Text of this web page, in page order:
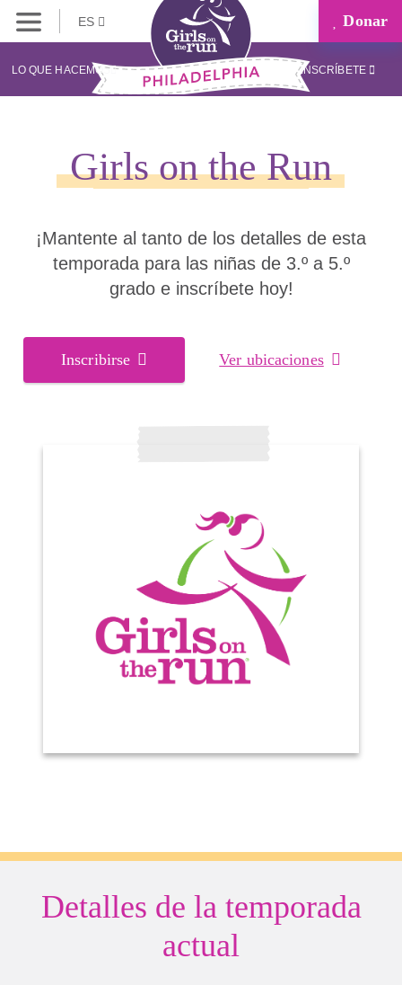
ES Donar
LO QUE HACEMOS INSCRÍBETE
Girls on the Run
¡Mantente al tanto de los detalles de esta
temporada para las niñas de 3.º a 5.º
grado e inscríbete hoy!
Inscribirse Ver ubicaciones
Detalles de la temporada
actual